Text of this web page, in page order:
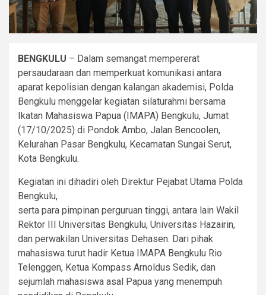
BENGKULU – Dalam semangat mempererat
persaudaraan dan memperkuat komunikasi antara
aparat kepolisian dengan kalangan akademisi, Polda
Bengkulu menggelar kegiatan silaturahmi bersama
Ikatan Mahasiswa Papua (IMAPA) Bengkulu, Jumat
(17/10/2025) di Pondok Ambo, Jalan Bencoolen,
Kelurahan Pasar Bengkulu, Kecamatan Sungai Serut,
Kota Bengkulu.
Kegiatan ini dihadiri oleh Direktur Pejabat Utama Polda
Bengkulu,
serta para pimpinan perguruan tinggi, antara lain Wakil
Rektor III Universitas Bengkulu, Universitas Hazairin,
dan perwakilan Universitas Dehasen. Dari pihak
mahasiswa turut hadir Ketua IMAPA Bengkulu Rio
Telenggen, Ketua Kompass Arnoldus Sedik, dan
sejumlah mahasiswa asal Papua yang menempuh